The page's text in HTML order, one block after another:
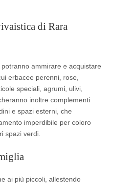
di Rara
ammirare e acquistare
erbacee perenni, rose,
speciali, agrumi, ulivi,
inoltre complementi
e spazi esterni, che
imperdibile per coloro
spazi verdi.
ai più piccoli, allestendo